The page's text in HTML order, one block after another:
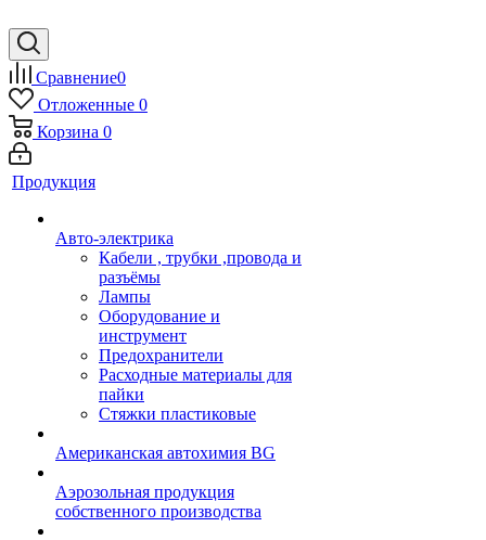
Сравнение0
Отложенные 0
Корзина 0
Продукция
Авто-электрика
Кабели , трубки ,провода и
разъёмы
Лампы
Оборудование и
инструмент
Предохранители
Расходные материалы для
пайки
Стяжки пластиковые
Американская автохимия BG
Аэрозольная продукция
собственного производства